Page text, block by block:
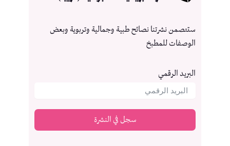
ستتصمن نشرتنا نصائح طبية وجمالية وتربوية وبعض
الوصفات للمطبخ
البريد الرقمي
سجل في النشرة